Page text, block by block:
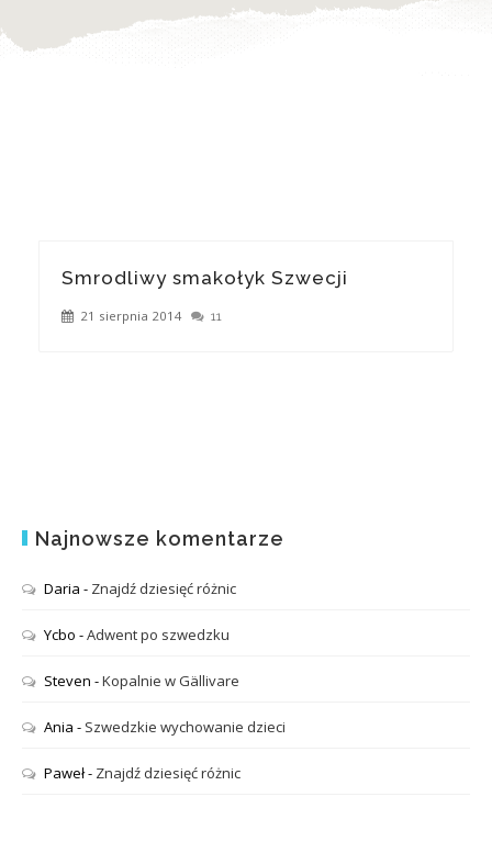
Smrodliwy smakołyk Szwecji
21 sierpnia 2014 11
Najnowsze komentarze
Daria - Znajdź dziesięć różnic
Ycbo -Adwent po szwedzku
Steven -Kopalnie w Gällivare
Ania - Szwedzkie wychowanie dzieci
Paweł- Znajdź dziesięć różnic